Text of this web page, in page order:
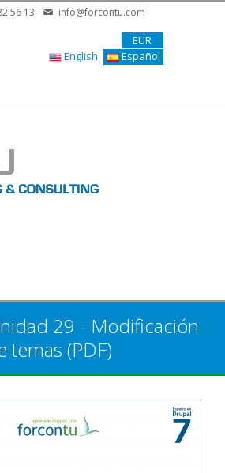
56 13 info@forcontu.com
EUR
English
Español
29 - Modificación
temas (PDF)